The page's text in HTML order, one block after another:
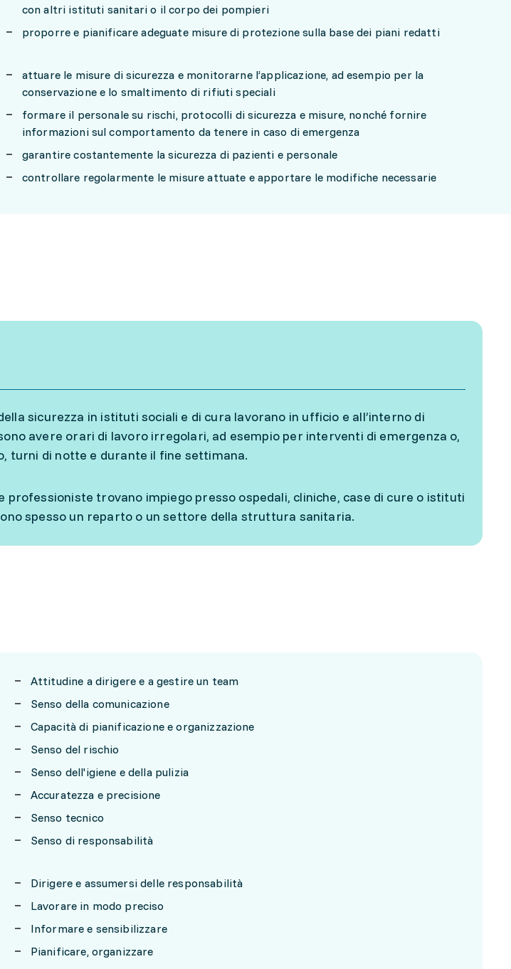
con altri istituti sanitari o il corpo dei pompieri
proporre e pianificare adeguate misure di protezione sulla base dei piani redatti
attuare le misure di sicurezza e monitorarne l’applicazione, ad esempio per la
conservazione e lo smaltimento di rifiuti speciali
formare il personale su rischi, protocolli di sicurezza e misure, nonché fornire
informazioni sul comportamento da tenere in caso di emergenza
garantire costantemente la sicurezza di pazienti e personale
controllare regolarmente le misure attuate e apportare le modifiche necessarie
sicurezza in istituti sociali e di cura lavorano in ufficio e all’interno di
avere orari di lavoro irregolari, ad esempio per interventi di emergenza o,
turni di notte e durante il fine settimana.
professioniste trovano impiego presso ospedali, cliniche, case di cure o istituti
spesso un reparto o un settore della struttura sanitaria.
Attitudine a dirigere e a gestire un team
Senso della comunicazione
Capacità di pianificazione e organizzazione
Senso del rischio
Senso dell'igiene e della pulizia
Accuratezza e precisione
Senso tecnico
Senso di responsabilità
Dirigere e assumersi delle responsabilità
Lavorare in modo preciso
Informare e sensibilizzare
Pianificare, organizzare